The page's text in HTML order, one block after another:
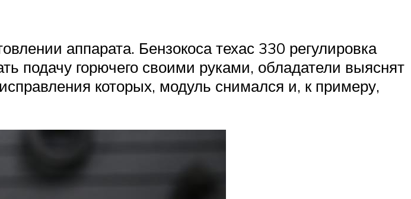
аппарата. Бензокоса техас 330 регулировка
подачу горючего своими руками, обладатели выяснят
которых, модуль снимался и, к примеру,